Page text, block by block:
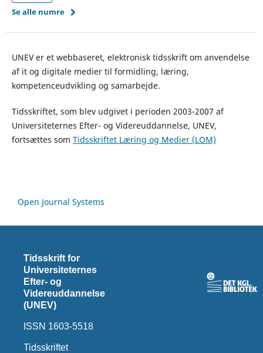
Se alle numre
UNEV er et webbaseret, elektronisk tidsskrift om anvendelse
af it og digitale medier til formidling, læring,
kompetenceudvikling og samarbejde.
Tidsskriftet, som blev udgivet i perioden 2003-2007 af
Universiteternes Efter- og Videreuddannelse, UNEV,
fortsættes som Tidsskriftet Læring og Medier (LOM)
Open Journal Systems
Tidsskrift for
Universiteternes
Efter- og
Videreuddannelse
(UNEV)
ISSN 1603-5518
Tidsskriftet